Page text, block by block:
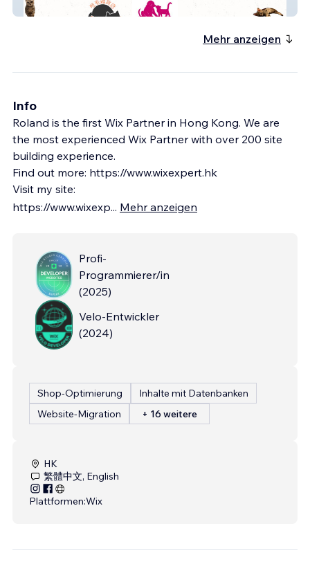
豆沙妹 貓草專門店
Mehr anzeigen
Info
Roland is the first Wix Partner in Hong Kong. We are
the most experienced Wix Partner with over 200 site
building experience.
Find out more: https://www.wixexpert.hk
Visit my site:
https://www.wixexp... Mehr anzeigen
Profi-
Programmierer/in
(2025)
Velo-Entwickler
(2024)
Shop-Optimierung
Inhalte mit Datenbanken
Website-Migration
+ 16 weitere
HK
繁體中文, English
Plattformen:Wix